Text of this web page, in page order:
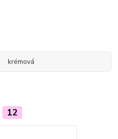
krémová
12